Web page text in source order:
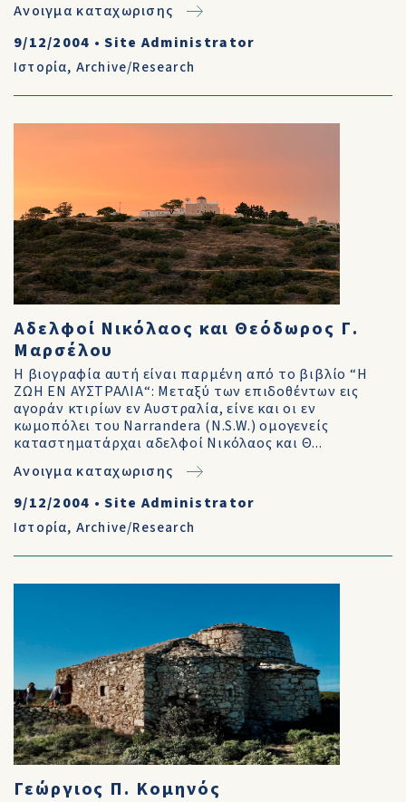
Ανοιγμα καταχωρισης
9/12/2004 •Site Administrator
Ιστορία, Archive/Research
Αδελφοί Νικόλαος και Θεόδωρος Γ.
Μαρσέλου
Η βιογραφία αυτή είναι παρμένη από το βιβλίο “Η
ΖΩΗ ΕΝ ΑΥΣΤΡΑΛΙΑ“: Μεταξύ των επιδοθέντων εις
αγοράν κτιρίων εν Αυστραλία, είνε και οι εν
κωμοπόλει του Narrandera (N.S.W.) ομογενείς
καταστηματάρχαι αδελφοί Νικόλαος και Θ...
Ανοιγμα καταχωρισης
9/12/2004 •Site Administrator
Ιστορία, Archive/Research
Γεώργιος Π. Κομηνός